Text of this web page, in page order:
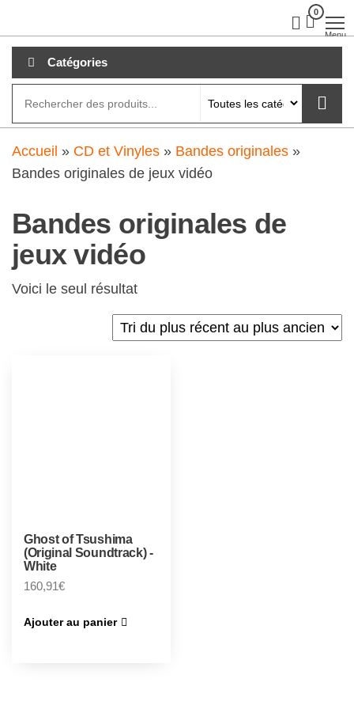
au
contenu
0
Menu
Catégories
Accueil » CD et Vinyles » Bandes originales »
Bandes originales de jeux vidéo
Bandes originales de
jeux vidéo
Voici le seul résultat
Ghost of Tsushima
(Original Soundtrack) -
White
160,91€
Ajouter au panier